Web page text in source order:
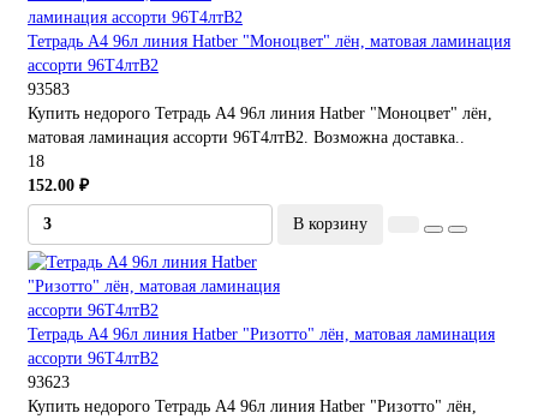
Тетрадь А4 96л линия Hatber "Моноцвет" лён, матовая ламинация
ассорти 96Т4лтВ2
93583
Купить недорого Тетрадь А4 96л линия Hatber "Моноцвет" лён,
матовая ламинация ассорти 96Т4лтВ2. Возможна доставка..
18
152.00 ₽
В корзину
Тетрадь А4 96л линия Hatber "Ризотто" лён, матовая ламинация
ассорти 96Т4лтВ2
93623
Купить недорого Тетрадь А4 96л линия Hatber "Ризотто" лён,